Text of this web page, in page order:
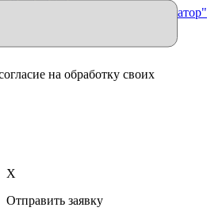
Продвижение сайта "Иллюминатор"
на обработку своих
X
Отправить заявку